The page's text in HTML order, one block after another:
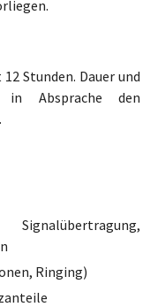
Stunden. Dauer und
Absprache den
Ringing)